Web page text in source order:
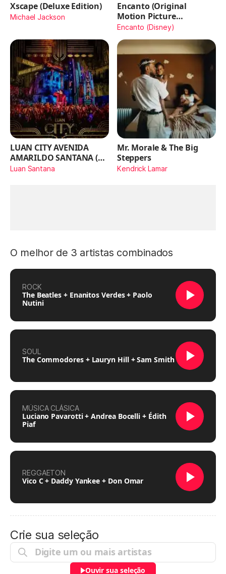
Xscape (Deluxe Edition)
Michael Jackson
Encanto (Original
Motion Picture
Soundtrack)
Encanto (Disney)
LUAN CITY AVENIDA
AMARILDO SANTANA (Ao
Vivo)
Luan Santana
Mr. Morale & The Big
Steppers
Kendrick Lamar
O melhor de 3 artistas combinados
ROCK
The Beatles + Enanitos Verdes + Paolo
Nutini
SOUL
The Commodores + Lauryn Hill + Sam Smith
MÚSICA CLÁSICA
Luciano Pavarotti + Andrea Bocelli + Édith
Piaf
REGGAETON
Vico C + Daddy Yankee + Don Omar
Crie sua seleção
Ouvir sua seleção